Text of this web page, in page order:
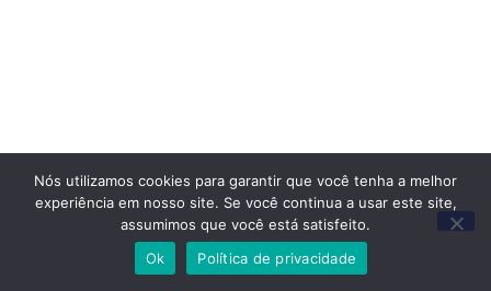
Nós utilizamos cookies para garantir que você tenha a melhor
experiência em nosso site. Se você continua a usar este site,
assumimos que você está satisfeito.
Ok
Política de privacidade